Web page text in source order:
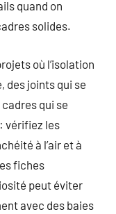
quand on
solides.
où l’isolation
des joints qui se
qui se
vérifiez les
à l’air et à
fiches
peut éviter
avec des baies